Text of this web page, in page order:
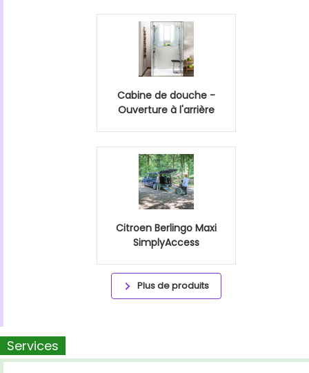
Cabine de douche -
Ouverture à l'arrière
Citroen Berlingo Maxi
SimplyAccess
Plus de produits
Services